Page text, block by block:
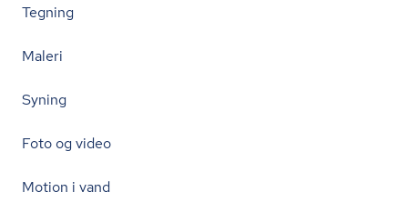
Tegning
Maleri
Syning
Foto og video
Motion i vand